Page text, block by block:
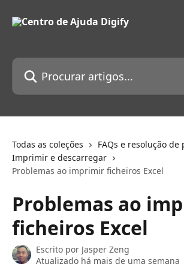
Procurar artigos...
Todas as coleções
FAQs e resolução de
Imprimir e descarregar
Problemas ao imprimir ficheiros Excel
Problemas ao
ficheiros Excel
Escrito por Jasper Zeng
Atualizado há mais de uma semana